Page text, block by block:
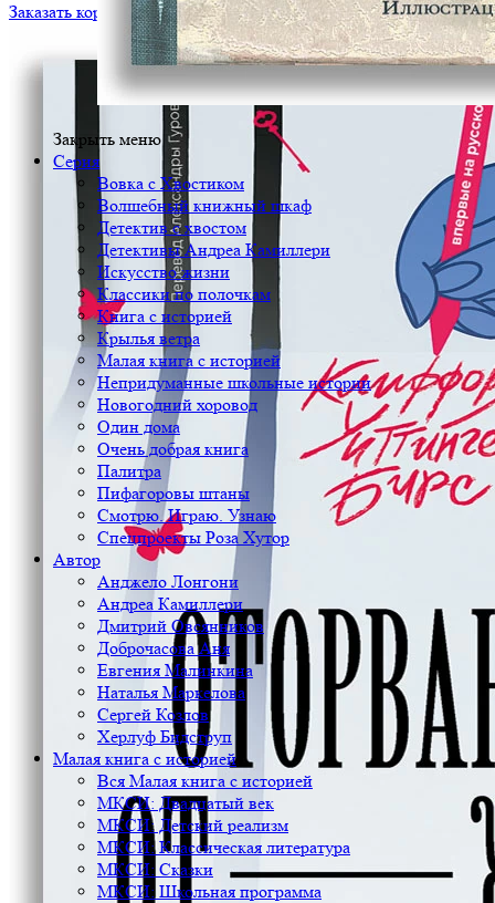
Закрыть меню
Серия
Вовка с Хвостиком
Волшебный книжный шкаф
Детектив с хвостом
Детективы Андреа Камиллери
Искусство жизни
Классики по полочкам
Книга с историей
Крылья ветра
Малая книга с историей
Непридуманные школьные истории
Новогодний хоровод
Один дома
Очень добрая книга
Палитра
Пифагоровы штаны
Смотрю. Играю. Узнаю
Спецпроекты Роза Хутор
Автор
Анджело Лонгони
Андреа Камиллери
Дмитрий Овсянников
Доброчасова Аня
Евгения Малинкина
Наталья Маркелова
Сергей Козлов
Херлуф Бидструп
Малая книга с историей
Вся Малая книга с историей
МКСИ: Двадцатый век
МКСИ: Детский реализм
МКСИ: Классическая литература
МКСИ: Сказки
МКСИ: Школьная программа
Заказать корпоративный тираж